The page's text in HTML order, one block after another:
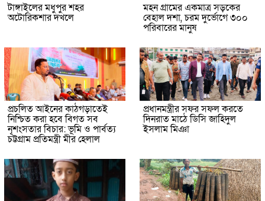
টাঙ্গাইলের মধুপুর শহর
অটোরিকশার দখলে
মহন গ্রামের একমাত্র সড়কের
বেহাল দশা, চরম দুর্ভোগে ৩০০
পরিবারের মানুষ
প্রচলিত আইনের কাঠগড়াতেই
নিশ্চিত করা হবে বিগত সব
নৃশংসতার বিচার: ভূমি ও পার্বত্য
চট্টগ্রাম প্রতিমন্ত্রী মীর হেলাল
প্রধানমন্ত্রীর সফর সফল করতে
দিনরাত মাঠে ডিসি জাহিদুল
ইসলাম মিঞা